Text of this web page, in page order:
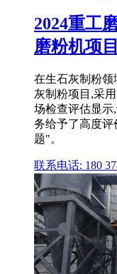
2024重工
磨粉机项
在生石灰制粉
灰制粉项目,采
场检查评估显示
务给予了高度评
题"。
联系电话: 180